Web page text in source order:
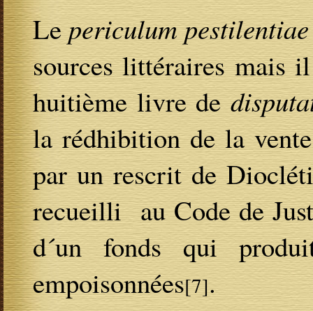
Lepericulum pestilentiae
sources littéraires mais
huitième livre de
la rédhibition de la
par un rescrit de
recueilli au Code de
d´un fonds qui
empoisonnées[7].